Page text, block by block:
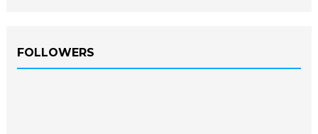
FOLLOWERS